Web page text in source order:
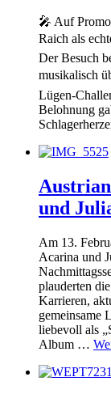
🎤 Auf
Raich als
Der Besuch
musikalisch
Lügen-
Belohnung
und
Am 13.
Acarina und
plauderten
Karrieren,
gemeinsame
liebevoll als
Album …